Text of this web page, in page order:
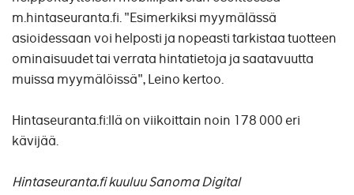
m.hintaseuranta.fi. "Esimerkiksi myymälässä
asioidessaan voi helposti ja nopeasti tarkistaa tuotteen
ominaisuudet tai verrata hintatietoja ja saatavuutta
muissa myymälöissä", Leino kertoo.
Hintaseuranta.fi:llä on viikoittain noin 178 000 eri
kävijää.
Hintaseuranta.fi kuuluu Sanoma Digital